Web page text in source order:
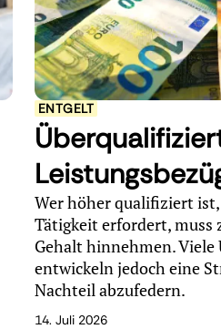
ENTGELT
Wer höher qualifiziert
Tätigkeit erfordert, muss
Gehalt hinnehmen.
entwickeln jedoch eine
Nachteil abzufedern.
14. Juli 2026